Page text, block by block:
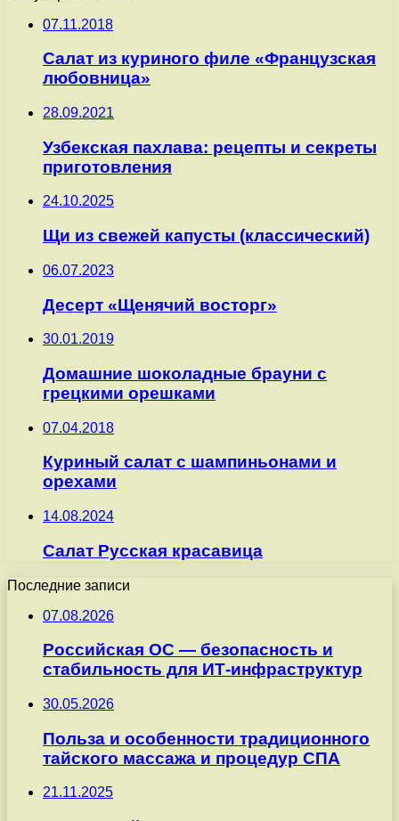
07.11.2018
Салат из куриного филе «Французская
любовница»
28.09.2021
Узбекская пахлава: рецепты и секреты
приготовления
24.10.2025
Щи из свежей капусты (классический)
06.07.2023
Десерт «Щенячий восторг»
30.01.2019
Домашние шоколадные брауни с
грецкими орешками
07.04.2018
Куриный салат с шампиньонами и
орехами
14.08.2024
Салат Русская красавица
Последние записи
07.08.2026
Российская ОС — безопасность и
стабильность для ИТ-инфраструктур
30.05.2026
Польза и особенности традиционного
тайского массажа и процедур СПА
21.11.2025